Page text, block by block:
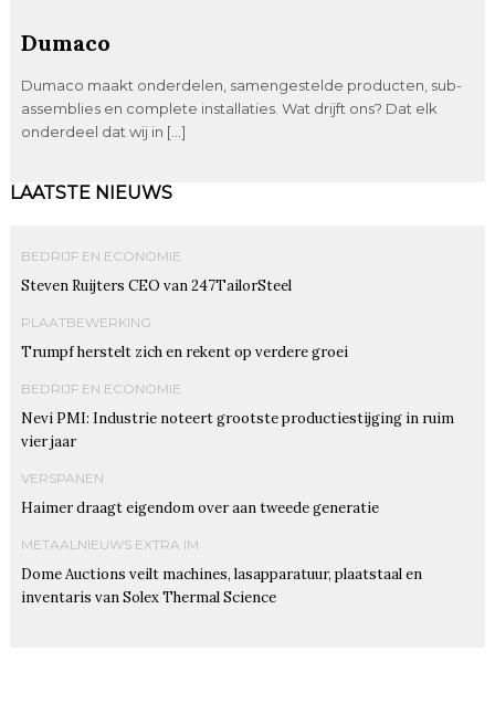
Dumaco
Dumaco maakt onderdelen, samengestelde producten, sub-
assemblies en complete installaties. Wat drijft ons? Dat elk
onderdeel dat wij in […]
LAATSTE NIEUWS
BEDRIJF EN ECONOMIE
Steven Ruijters CEO van 247TailorSteel
PLAATBEWERKING
Trumpf herstelt zich en rekent op verdere groei
BEDRIJF EN ECONOMIE
Nevi PMI: Industrie noteert grootste productiestijging in ruim
vier jaar
VERSPANEN
Haimer draagt eigendom over aan tweede generatie
METAALNIEUWS EXTRA IM
Dome Auctions veilt machines, lasapparatuur, plaatstaal en
inventaris van Solex Thermal Science